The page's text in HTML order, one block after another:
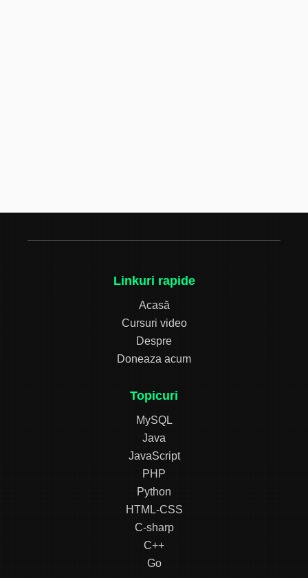
Linkuri rapide
Acasă
Cursuri video
Despre
Doneaza acum
Topicuri
MySQL
Java
JavaScript
PHP
Python
HTML-CSS
C-sharp
C++
Go